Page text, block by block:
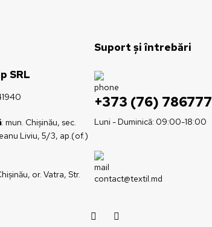
SRL
: mun. Chişinău, sec.
Liviu, 5/3, ap.(of.)
or. Vatra, Str.
Suport și întrebări
+373 (76) 786777
Luni - Duminică: 09:00-18:00
contact@textil.md